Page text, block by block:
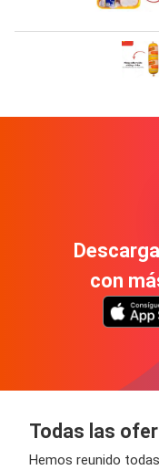
con
Todas las
Hemos reunido